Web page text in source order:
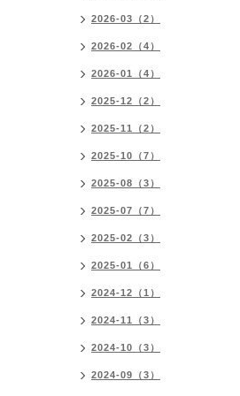
2026-03（2）
2026-02（4）
2026-01（4）
2025-12（2）
2025-11（2）
2025-10（7）
2025-08（3）
2025-07（7）
2025-02（3）
2025-01（6）
2024-12（1）
2024-11（3）
2024-10（3）
2024-09（3）